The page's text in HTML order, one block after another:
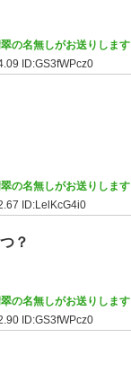
の名無しがお送りします
ID:GS3fWPcz0
の名無しがお送りします
ID:LelKcG4i0
？
の名無しがお送りします
ID:GS3fWPcz0